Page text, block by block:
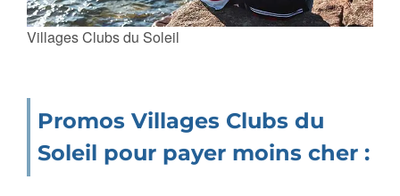
Villages Clubs du Soleil
Promos Villages Clubs du
Soleil pour payer moins cher :